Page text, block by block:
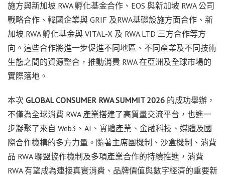
施方與新加坡 RWA 孵化基金合作、EOS 與新加坡 RWA 公司
戰略合作、韓國企業與 GRIF 及RWA基礎設施方面合作、新
加坡 RWA 孵化基金與 VITAL-X 及 RWA.LTD 三方合作等方
向。這些合作將進一步促進不同地區、不同產業及不同技術
生態之間的資源整合，推動消費 RWA 在亞洲及全球市場的
實際落地。
本次 GLOBAL CONSUMER RWA SUMMIT 2026 的成功舉辦，
不僅為全球消費 RWA 產業搭建了高質量交流平台，也進一
步凝聚了來自 Web3、AI、實體產業、金融科技、媒體及國
際合作機構的多方力量。隨著主席團機制、沙盒機制、消費
品 RWA 聯盟協作機制及多項產業合作的持續推進，消費
RWA 有望成為連接真實消費、品牌價值與數字經濟的重要新